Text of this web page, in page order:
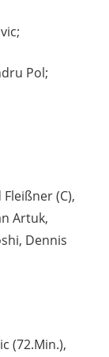
Pol;
(C),
Artuk,
Dennis
(72.Min.),